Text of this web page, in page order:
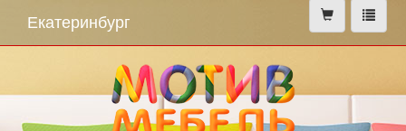
меню
Екатеринбург